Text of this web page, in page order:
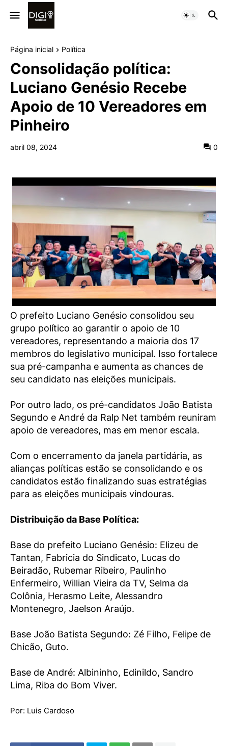
Página inicial Política
Consolidação política:
Luciano Genésio Recebe
Apoio de 10 Vereadores em
Pinheiro
abril 08, 2024 0
O prefeito Luciano Genésio consolidou seu
grupo político ao garantir o apoio de 10
vereadores, representando a maioria dos 17
membros do legislativo municipal. Isso fortalece
sua pré-campanha e aumenta as chances de
seu candidato nas eleições municipais.
Por outro lado, os pré-candidatos João Batista
Segundo e André da Ralp Net também reuniram
apoio de vereadores, mas em menor escala.
Com o encerramento da janela partidária, as
alianças políticas estão se consolidando e os
candidatos estão finalizando suas estratégias
para as eleições municipais vindouras.
Distribuição da Base Política:
Base do prefeito Luciano Genésio: Elizeu de
Tantan, Fabricia do Sindicato, Lucas do
Beiradão, Rubemar Ribeiro, Paulinho
Enfermeiro, Willian Vieira da TV, Selma da
Colônia, Herasmo Leite, Alessandro
Montenegro, Jaelson Araújo.
Base João Batista Segundo: Zé Filho, Felipe de
Chicão, Guto.
Base de André: Albininho, Edinildo, Sandro
Lima, Riba do Bom Viver.
Por: Luis Cardoso